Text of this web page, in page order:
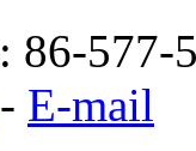
: 86-577-
- E-mail